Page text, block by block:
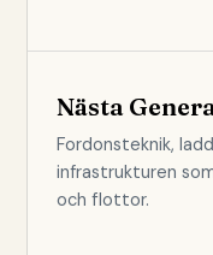
Nästa
Fordonsteknik,
infrastrukturen
och flottor.